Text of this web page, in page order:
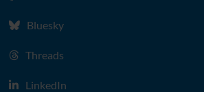
Bluesky
Threads
LinkedIn